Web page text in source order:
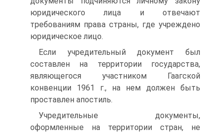
юридического лица и отвечают
требованиям права страны, где учреждено
юридическое лицо.
Если учредительный документ был
составлен на территории государства,
являющегося участником Гаагской
конвенции 1961 г., на нем должен быть
проставлен апостиль.
Учредительные документы,
оформленные на территории стран, не